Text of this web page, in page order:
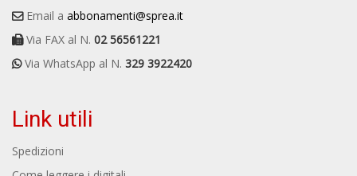
Email a abbonamenti@sprea.it
Via FAX al N. 02 56561221
Via WhatsApp al N. 329 3922420
Link utili
Spedizioni